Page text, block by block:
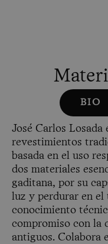
BIO
José Carlos Losada
revestimientos
basada en el uso
dos materiales
gaditana, por su
luz y perdurar en el
conocimiento
compromiso con la
antiguos. Colabora